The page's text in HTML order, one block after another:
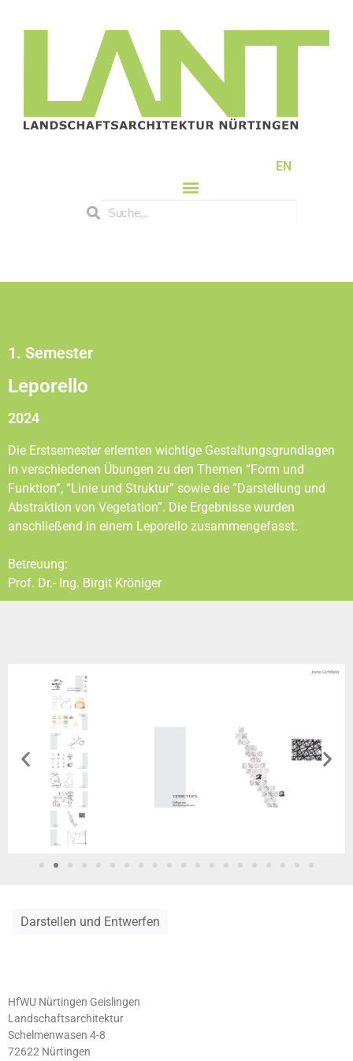
EN
1. Semester
Leporello
2024
Die Erstsemester erlernten wichtige Gestaltungsgrundlagen
in verschiedenen Übungen zu den Themen “Form und
Funktion”, “Linie und Struktur” sowie die “Darstellung und
Abstraktion von Vegetation”. Die Ergebnisse wurden
anschließend in einem Leporello zusammengefasst.
Betreuung:
Prof. Dr.- Ing. Birgit Kröniger
Darstellen und Entwerfen
HfWU Nürtingen Geislingen
Landschaftsarchitektur
Schelmenwasen 4-8
72622 Nürtingen